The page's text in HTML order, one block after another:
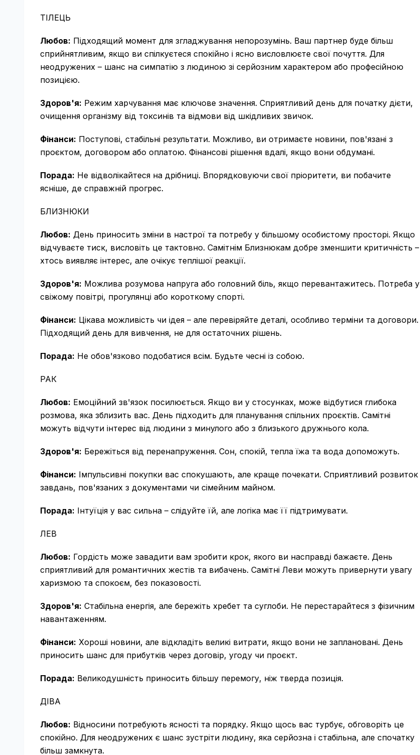
ТІЛЕЦЬ
Любов: Підходящий момент для згладжування непорозумінь. Ваш партнер буде більш
сприйнятливим, якщо ви спілкуєтеся спокійно і ясно висловлюєте свої почуття. Для
неодружених – шанс на симпатію з людиною зі серйозним характером або професійною
позицією.
Здоров'я: Режим харчування має ключове значення. Сприятливий день для початку дієти,
очищення організму від токсинів та відмови від шкідливих звичок.
Фінанси: Поступові, стабільні результати. Можливо, ви отримаєте новини, пов'язані з
проєктом, договором або оплатою. Фінансові рішення вдалі, якщо вони обдумані.
Порада: Не відволікайтеся на дрібниці. Впорядковуючи свої пріоритети, ви побачите
ясніше, де справжній прогрес.
БЛИЗНЮКИ
Любов: День приносить зміни в настрої та потребу у більшому особистому просторі. Якщо
відчуваєте тиск, висловіть це тактовно. Самітнім Близнюкам добре зменшити критичність –
хтось виявляє інтерес, але очікує теплішої реакції.
Здоров'я: Можлива розумова напруга або головний біль, якщо перевантажитесь. Потреба у
свіжому повітрі, прогулянці або короткому спорті.
Фінанси: Цікава можливість чи ідея – але перевіряйте деталі, особливо терміни та договори.
Підходящий день для вивчення, не для остаточних рішень.
Порада: Не обов'язково подобатися всім. Будьте чесні із собою.
РАК
Любов: Емоційний зв'язок посилюється. Якщо ви у стосунках, може відбутися глибока
розмова, яка зблизить вас. День підходить для планування спільних проєктів. Самітні
можуть відчути інтерес від людини з минулого або з близького дружнього кола.
Здоров'я: Бережіться від перенапруження. Сон, спокій, тепла їжа та вода допоможуть.
Фінанси: Імпульсивні покупки вас спокушають, але краще почекати. Сприятливий розвиток
завдань, пов'язаних з документами чи сімейним майном.
Порада: Інтуїція у вас сильна – слідуйте їй, але логіка має її підтримувати.
ЛЕВ
Любов: Гордість може завадити вам зробити крок, якого ви насправді бажаєте. День
сприятливий для романтичних жестів та вибачень. Самітні Леви можуть привернути увагу
харизмою та спокоєм, без показовості.
Здоров'я: Стабільна енергія, але бережіть хребет та суглоби. Не перестарайтеся з фізичним
навантаженням.
Фінанси: Хороші новини, але відкладіть великі витрати, якщо вони не заплановані. День
приносить шанс для прибутків через договір, угоду чи проєкт.
Порада: Великодушність приносить більшу перемогу, ніж тверда позиція.
ДІВА
Любов: Відносини потребують ясності та порядку. Якщо щось вас турбує, обговоріть це
спокійно. Для неодружених є шанс зустріти людину, яка серйозна і стабільна, але спочатку
більш замкнута.